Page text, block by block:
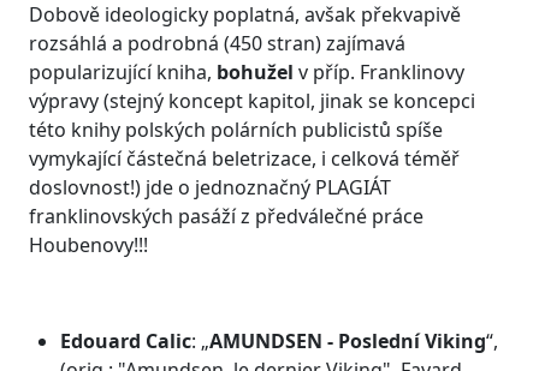
Dobově ideologicky poplatná, avšak překvapivě
rozsáhlá a podrobná (450 stran) zajímavá
popularizující kniha, bohužel v příp. Franklinovy
výpravy (stejný koncept kapitol, jinak se koncepci
této knihy polských polárních publicistů spíše
vymykající částečná beletrizace, i celková téměř
doslovnost!) jde o jednoznačný PLAGIÁT
franklinovských pasáží z předválečné práce
Houbenovy!!!
Edouard Calic: „AMUNDSEN - Poslední Viking“,